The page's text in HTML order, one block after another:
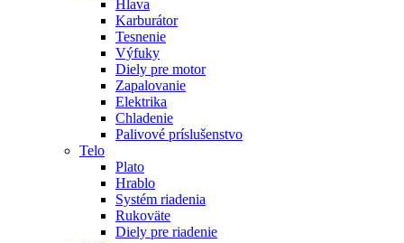
Hlava
Karburátor
Tesnenie
Výfuky
Diely pre motor
Zapalovanie
Elektrika
Chladenie
Palivové príslušenstvo
Telo
Plato
Hrablo
Systém riadenia
Rukoväte
Diely pre riadenie